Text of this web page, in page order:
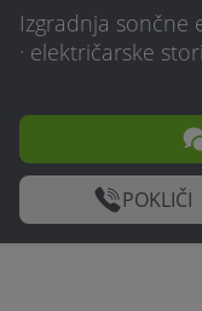
Izgradnja sončne
· električarske
POKLIČI